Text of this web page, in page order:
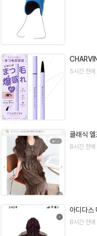
5시간 전에
클래식
8시간 전에
아디다스
8시간 전에